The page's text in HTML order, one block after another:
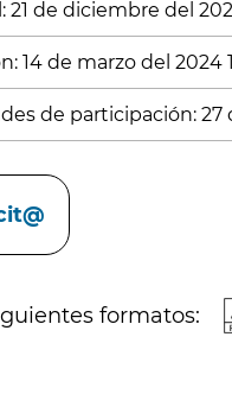
de diciembre del
14 de marzo del 2024
de participación: 27
formatos: